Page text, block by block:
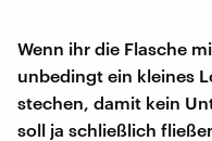
Wenn ihr die Flasche
unbedingt ein kleines
stechen, damit kein
soll ja schließlich